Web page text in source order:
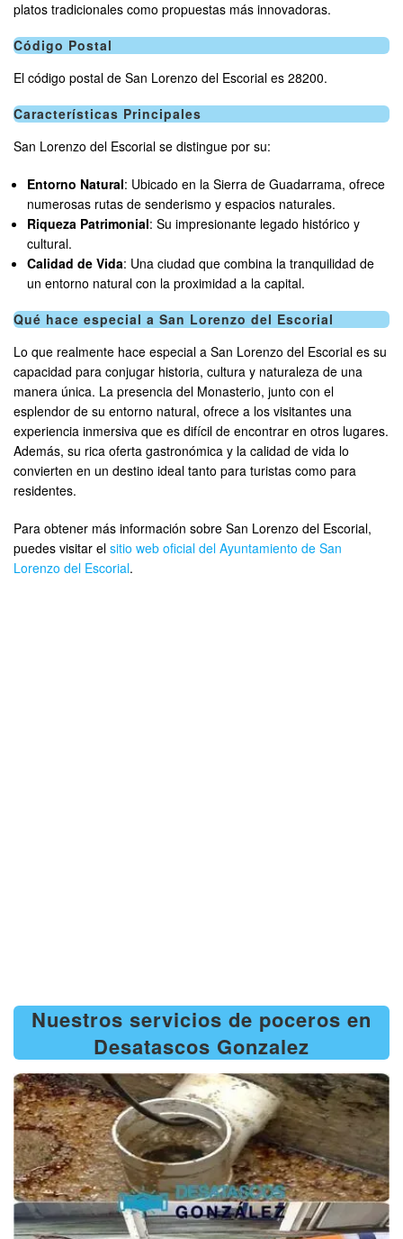
platos tradicionales como propuestas más innovadoras.
Código Postal
El código postal de San Lorenzo del Escorial es 28200.
Características Principales
San Lorenzo del Escorial se distingue por su:
Entorno Natural: Ubicado en la Sierra de Guadarrama, ofrece
numerosas rutas de senderismo y espacios naturales.
Riqueza Patrimonial: Su impresionante legado histórico y
cultural.
Calidad de Vida: Una ciudad que combina la tranquilidad de
un entorno natural con la proximidad a la capital.
Qué hace especial a San Lorenzo del Escorial
Lo que realmente hace especial a San Lorenzo del Escorial es su
capacidad para conjugar historia, cultura y naturaleza de una
manera única. La presencia del Monasterio, junto con el
esplendor de su entorno natural, ofrece a los visitantes una
experiencia inmersiva que es difícil de encontrar en otros lugares.
Además, su rica oferta gastronómica y la calidad de vida lo
convierten en un destino ideal tanto para turistas como para
residentes.
Para obtener más información sobre San Lorenzo del Escorial,
puedes visitar el sitio web oficial del Ayuntamiento de San
Lorenzo del Escorial.
Nuestros servicios de poceros en
Desatascos Gonzalez